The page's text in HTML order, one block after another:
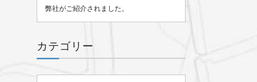
弊社がご紹介されました。
カテゴリー